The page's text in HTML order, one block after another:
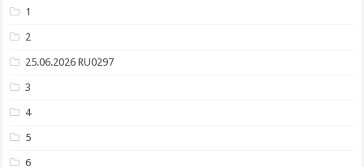
1
2
25.06.2026 RU0297
3
4
5
6